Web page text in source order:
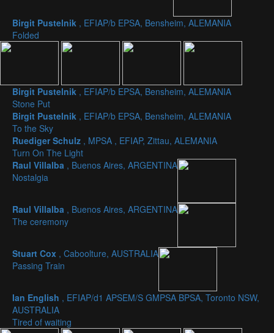
Birgit Pustelnik , EFIAP/b EPSA, Bensheim, ALEMANIA
Folded
Birgit Pustelnik , EFIAP/b EPSA, Bensheim, ALEMANIA
Stone Put
Birgit Pustelnik , EFIAP/b EPSA, Bensheim, ALEMANIA
To the Sky
Ruediger Schulz , MPSA , EFIAP, Zittau, ALEMANIA
Turn On The Light
Raul Villalba , Buenos Aires, ARGENTINA
Nostalgia
Raul Villalba , Buenos Aires, ARGENTINA
The ceremony
Stuart Cox , Caboolture, AUSTRALIA
Passing Train
Ian English , EFIAP/d1 APSEM/S GMPSA BPSA, Toronto NSW,
AUSTRALIA
Tired of waiting